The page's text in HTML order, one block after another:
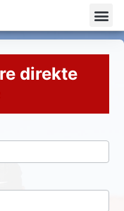
direkte